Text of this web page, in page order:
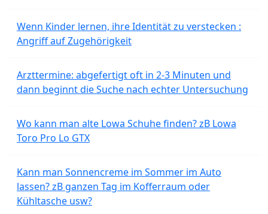
Wenn Kinder lernen, ihre Identität zu verstecken :
Angriff auf Zugehörigkeit
Arzttermine: abgefertigt oft in 2-3 Minuten und
dann beginnt die Suche nach echter Untersuchung
Wo kann man alte Lowa Schuhe finden? zB Lowa
Toro Pro Lo GTX
Kann man Sonnencreme im Sommer im Auto
lassen? zB ganzen Tag im Kofferraum oder
Kühltasche usw?